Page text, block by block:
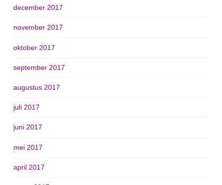
december 2017
november 2017
oktober 2017
september 2017
augustus 2017
juli 2017
juni 2017
mei 2017
april 2017